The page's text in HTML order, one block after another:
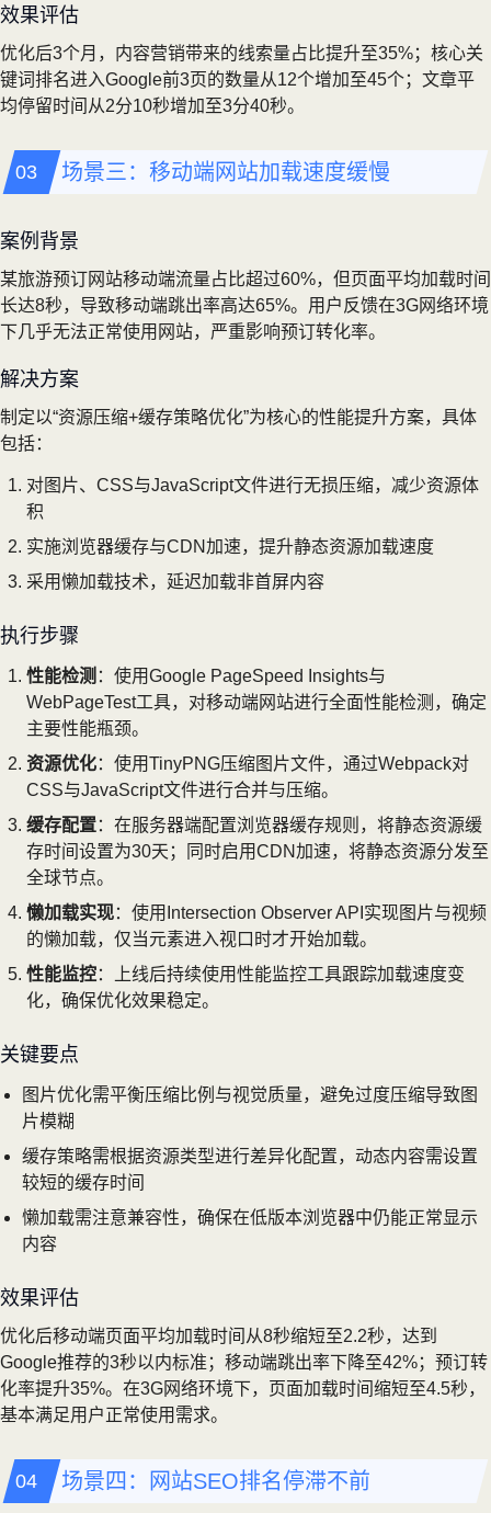
效果评估
优化后3个月，内容营销带来的线索量占比提升至35%；核心关
键词排名进入Google前3页的数量从12个增加至45个；文章平
均停留时间从2分10秒增加至3分40秒。
场景三：移动端网站加载速度缓慢
案例背景
某旅游预订网站移动端流量占比超过60%，但页面平均加载时间
长达8秒，导致移动端跳出率高达65%。用户反馈在3G网络环境
下几乎无法正常使用网站，严重影响预订转化率。
解决方案
制定以“资源压缩+缓存策略优化”为核心的性能提升方案，具体
包括：
对图片、CSS与JavaScript文件进行无损压缩，减少资源体
积
实施浏览器缓存与CDN加速，提升静态资源加载速度
采用懒加载技术，延迟加载非首屏内容
执行步骤
性能检测 ：使用Google PageSpeed Insights与
WebPageTest工具，对移动端网站进行全面性能检测，确定
主要性能瓶颈。
资源优化：使用TinyPNG压缩图片文件，通过Webpack对
CSS与JavaScript文件进行合并与压缩。
缓存配置：在服务器端配置浏览器缓存规则，将静态资源缓
存时间设置为30天；同时启用CDN加速，将静态资源分发至
全球节点。
懒加载实现：使用Intersection Observer API实现图片与视频
的懒加载，仅当元素进入视口时才开始加载。
性能监控：上线后持续使用性能监控工具跟踪加载速度变
化，确保优化效果稳定。
关键要点
图片优化需平衡压缩比例与视觉质量，避免过度压缩导致图
片模糊
缓存策略需根据资源类型进行差异化配置，动态内容需设置
较短的缓存时间
懒加载需注意兼容性，确保在低版本浏览器中仍能正常显示
内容
效果评估
优化后移动端页面平均加载时间从8秒缩短至2.2秒，达到
Google推荐的3秒以内标准；移动端跳出率下降至42%；预订转
化率提升35%。在3G网络环境下，页面加载时间缩短至4.5秒，
基本满足用户正常使用需求。
场景四：网站SEO排名停滞不前